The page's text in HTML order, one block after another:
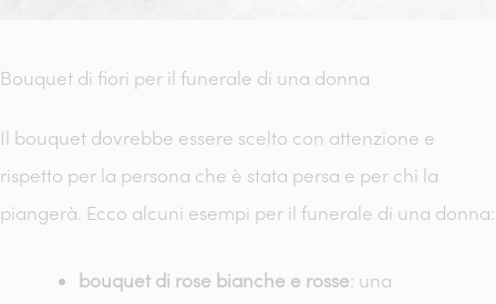
Bouquet di fiori per il funerale di una donna
Il bouquet dovrebbe essere scelto con attenzione e
rispetto per la persona che è stata persa e per chi la
piangerà. Ecco alcuni esempi per il funerale di una donna:
bouquet di rose bianche e rosse: una